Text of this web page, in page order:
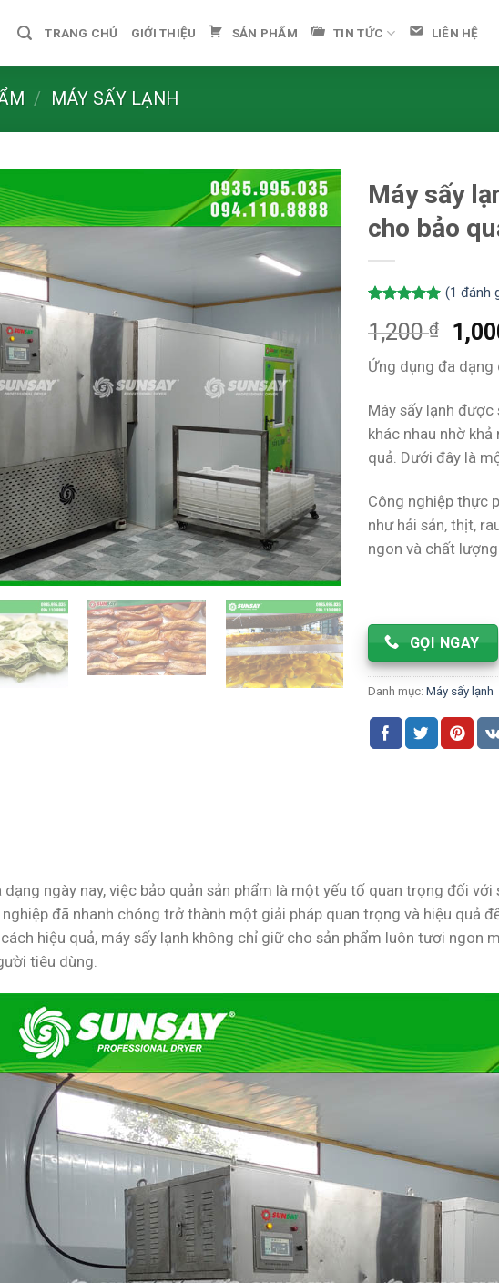
TRANG CHỦ GIỚI THIỆU SẢN PHẨM TIN TỨC LIÊN HỆ
/ MÁY SẤY LẠNH
Máy sấy
cho bảo
dựa trên
đánh giá
(1 đánh
1,200₫
Ứng dụng đa dạng
Máy sấy lạnh
khác nhau nhờ
quả. Dưới đây là
Công nghiệp thực
như hải sản, thịt,
ngon và chất
GỌI NGAY
Danh mục: Máy sấy lạnh
ngày nay, việc bảo quản sản phẩm là một yếu tố quan trọng đối
đã nhanh chóng trở thành một giải pháp quan trọng và hiệu quả
hiệu quả, máy sấy lạnh không chỉ giữ cho sản phẩm luôn tươi ngon
tiêu dùng.